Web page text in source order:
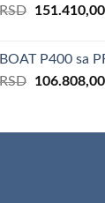
100,00 RSD.
RSD
Original
166.600,00
151.410,00
P400 sa
RSD
Original
134.850,00
106.808,00